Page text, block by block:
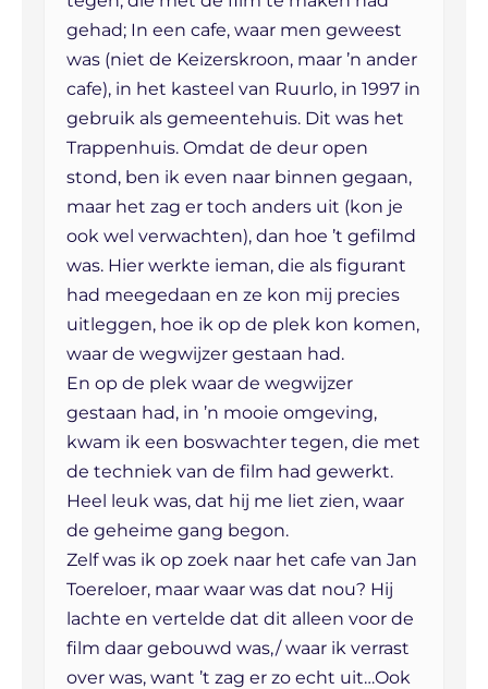
gehad; In een cafe, waar men geweest
was (niet de Keizerskroon, maar ’n ander
cafe), in het kasteel van Ruurlo, in 1997 in
gebruik als gemeentehuis. Dit was het
Trappenhuis. Omdat de deur open
stond, ben ik even naar binnen gegaan,
maar het zag er toch anders uit (kon je
ook wel verwachten), dan hoe ’t gefilmd
was. Hier werkte ieman, die als figurant
had meegedaan en ze kon mij precies
uitleggen, hoe ik op de plek kon komen,
waar de wegwijzer gestaan had.
En op de plek waar de wegwijzer
gestaan had, in ’n mooie omgeving,
kwam ik een boswachter tegen, die met
de techniek van de film had gewerkt.
Heel leuk was, dat hij me liet zien, waar
de geheime gang begon.
Zelf was ik op zoek naar het cafe van Jan
Toereloer, maar waar was dat nou? Hij
lachte en vertelde dat dit alleen voor de
film daar gebouwd was,/ waar ik verrast
over was, want ’t zag er zo echt uit…Ook